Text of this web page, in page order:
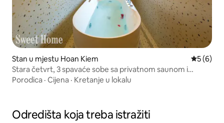
Stan u mjestu Hoan Kiem
5 (6)
Stara četvrt, 3 spavaće sobe sa privatnom saunom i
hidromasažnom kadom
Porodica · Cijena · Kretanje u lokalu
Odredišta koja treba istražiti